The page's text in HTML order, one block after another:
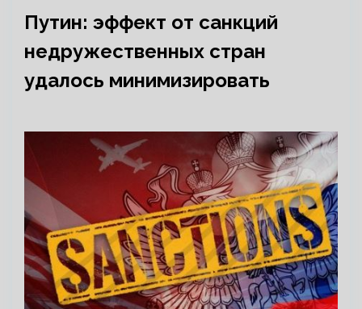
Путин: эффект от санкций
недружественных стран
удалось минимизировать